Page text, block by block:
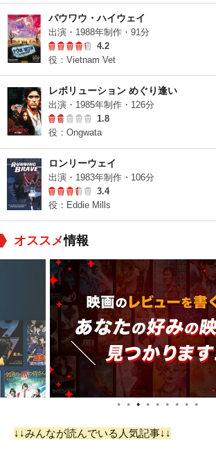
パウワウ・ハイウェイ
出演・1988年制作・91分
4.2
役：Vietnam Vet
レボリューション めぐり逢い
出演・1985年制作・126分
1.8
役：Ongwata
ロンリーウェイ
出演・1983年制作・106分
3.4
役：Eddie Mills
オススメ情報
● ● ● ● ● ● ● ● ●
↓↓みんなが読んでいる人気記事↓↓